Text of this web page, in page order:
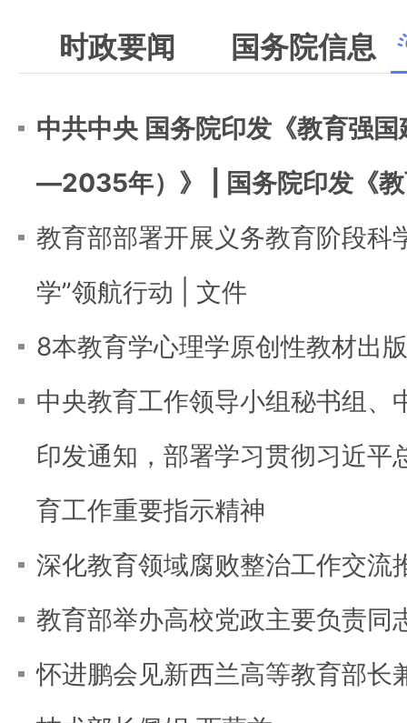
时政要闻 国务院信息
中共中央 国务院印发《教育强
—2035年）》
国务院印发《
教育部部署开展义务教育阶段科
学”领航行动
文件
8本教育学心理学原创性教材出版
中央教育工作领导小组秘书组、
印发通知，部署学习贯彻习近平
育工作重要指示精神
深化教育领域腐败整治工作交流
教育部举办高校党政主要负责同
怀进鹏会见新西兰高等教育部长